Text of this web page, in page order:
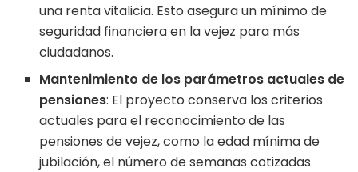
una renta vitalicia. Esto asegura un mínimo de
seguridad financiera en la vejez para más
ciudadanos.
Mantenimiento de los parámetros actuales de
pensiones: El proyecto conserva los criterios
actuales para el reconocimiento de las
pensiones de vejez, como la edad mínima de
jubilación, el número de semanas cotizadas